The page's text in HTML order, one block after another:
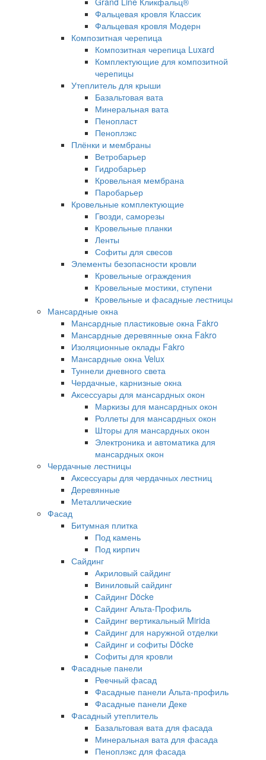
Фальцевая кровля Классик
Фальцевая кровля Модерн
Композитная черепица
Композитная черепица Luxard
Комплектующие для композитной
черепицы
Утеплитель для крыши
Базальтовая вата
Минеральная вата
Пенопласт
Пеноплэкс
Плёнки и мембраны
Ветробарьер
Гидробарьер
Кровельная мембрана
Паробарьер
Кровельные комплектующие
Гвозди, саморезы
Кровельные планки
Ленты
Софиты для свесов
Элементы безопасности кровли
Кровельные ограждения
Кровельные мостики, ступени
Кровельные и фасадные лестницы
Мансардные окна
Мансардные пластиковые окна Fakro
Мансардные деревянные окна Fakro
Изоляционные оклады Fakro
Мансардные окна Velux
Туннели дневного света
Чердачные, карнизные окна
Аксессуары для мансардных окон
Маркизы для мансардных окон
Роллеты для мансардных окон
Шторы для мансардных окон
Электроника и автоматика для
мансардных окон
Чердачные лестницы
Аксессуары для чердачных лестниц
Деревянные
Металлические
Фасад
Битумная плитка
Под камень
Под кирпич
Сайдинг
Акриловый сайдинг
Виниловый сайдинг
Сайдинг Döcke
Сайдинг Альта-Профиль
Сайдинг вертикальный Mirida
Сайдинг для наружной отделки
Сайдинг и софиты Döcke
Софиты для кровли
Фасадные панели
Реечный фасад
Фасадные панели Альта-профиль
Фасадные панели Деке
Фасадный утеплитель
Базальтовая вата для фасада
Минеральная вата для фасада
Пеноплэкс для фасада